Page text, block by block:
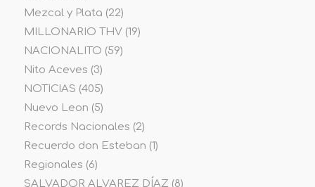
Mezcal y Plata (22)
MILLONARIO THV(19)
NACIONALITO (59)
Nito Aceves (3)
NOTICIAS (405)
Nuevo Leon (5)
Records Nacionales (2)
Recuerdo don Esteban (1)
Regionales (6)
SALVADOR ALVAREZ DÍAZ (8)